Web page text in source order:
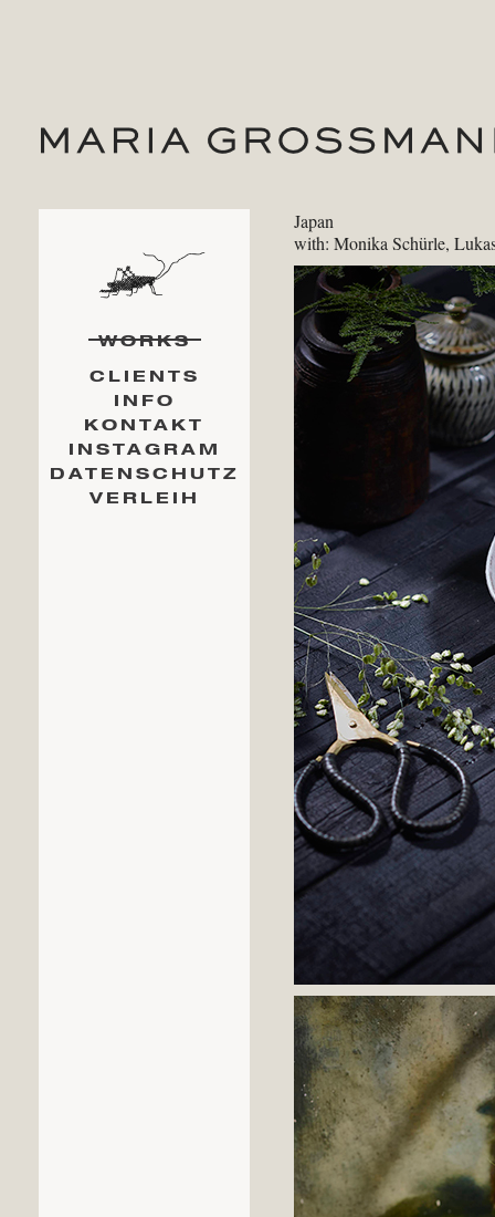
WORKS
CLIENTS
INFO
KONTAKT
INSTAGRAM
DATENSCHUTZ
VERLEIH
Japan
with: Monika Schürle,